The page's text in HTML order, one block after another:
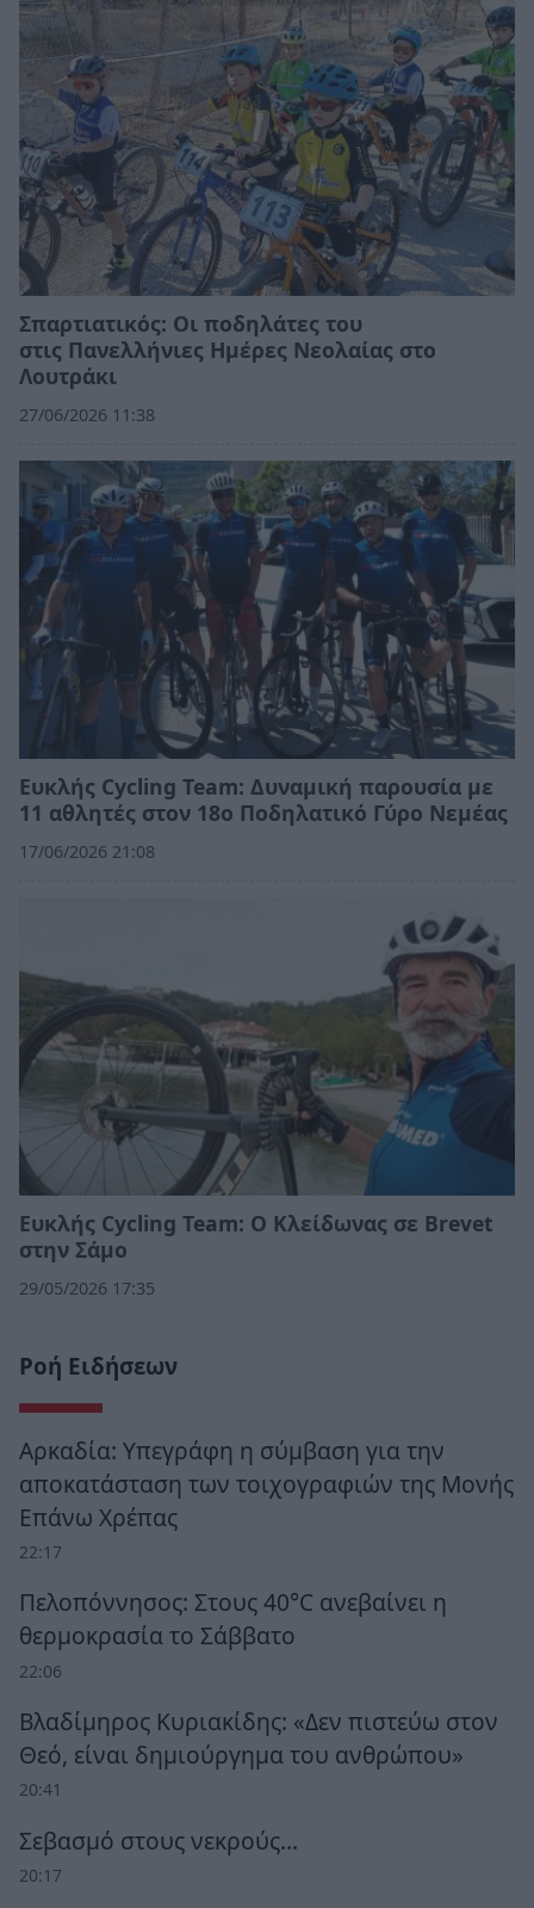
Σπαρτιατικός: Οι ποδηλάτες του
στις Πανελλήνιες Ημέρες Νεολαίας στο
Λουτράκι
27/06/2026 11:38
Ευκλής Cycling Team: Δυναμική παρουσία με
11 αθλητές στον 18ο Ποδηλατικό Γύρο Νεμέας
17/06/2026 21:08
Ευκλής Cycling Team: Ο Κλείδωνας σε Brevet
στην Σάμο
29/05/2026 17:35
Ροή Ειδήσεων
Αρκαδία: Υπεγράφη η σύμβαση για την
αποκατάσταση των τοιχογραφιών της Μονής
Επάνω Χρέπας
22:17
Πελοπόννησος: Στους 40°C ανεβαίνει η
θερμοκρασία το Σάββατο
22:06
Βλαδίμηρος Κυριακίδης: «Δεν πιστεύω στον
Θεό, είναι δημιούργημα του ανθρώπου»
20:41
Σεβασμό στους νεκρούς…
20:17